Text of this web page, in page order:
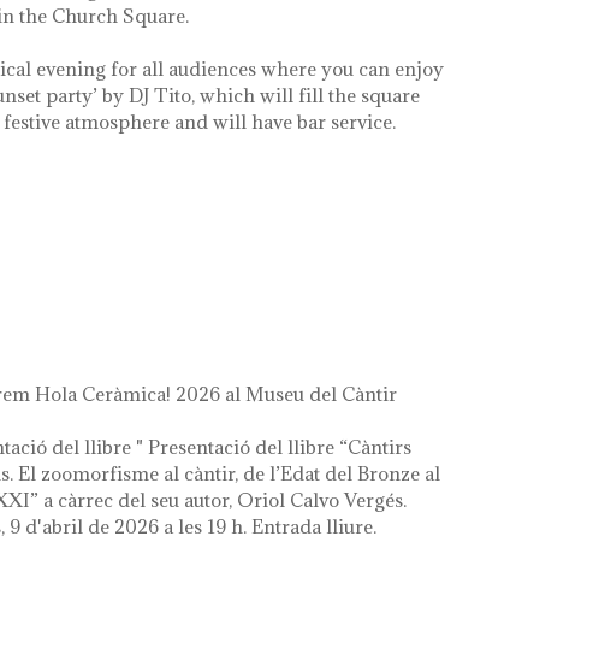
the Church Square.
evening for all audiences where you can enjoy
party’ by DJ Tito, which will fill the square
atmosphere and will have bar service.
Hola Ceràmica! 2026 al Museu del Càntir
del llibre " Presentació del llibre “Càntirs
El zoomorfisme al càntir, de l’Edat del Bronze al
a càrrec del seu autor, Oriol Calvo Vergés.
9 d'abril de 2026 a les 19 h. Entrada lliure.